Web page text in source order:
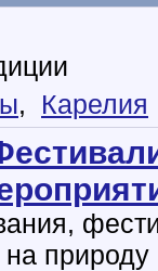
, Карелия
природу